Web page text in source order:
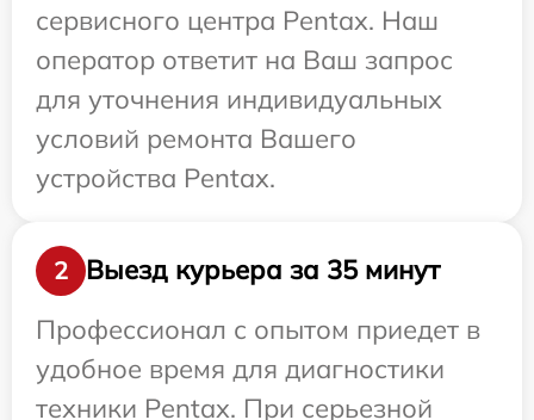
сервисного центра Pentax. Наш
оператор ответит на Ваш запрос
для уточнения индивидуальных
условий ремонта Вашего
устройства Pentax.
2
Выезд курьера за 35 минут
Профессионал с опытом приедет в
удобное время для диагностики
техники Pentax. При серьезной